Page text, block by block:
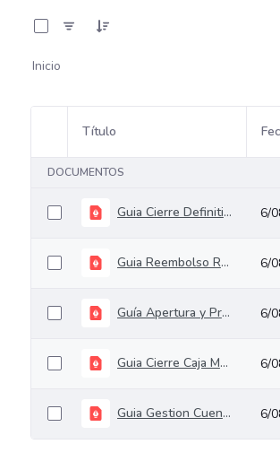
Inicio
Selección del elemento
Título
DOCUMENTOS
Guia Cierre Definitivo Caja Menor Area Financiera 6/
Guia Reembolso Recursos Caja Menor 6/
Guía Apertura y Primer Giro Caja Menor 6/
Guia Cierre Caja Menor Cuentadante 6/
Guia Gestion Cuentadante de Caja Menor 6/